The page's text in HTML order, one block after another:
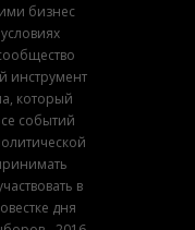
бизнес
инструмент
который
событий
в
дня